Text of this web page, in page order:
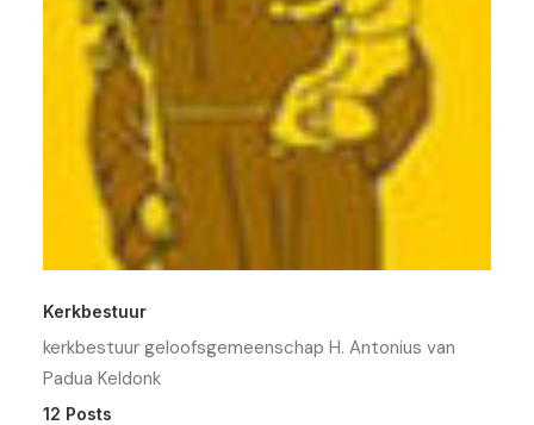
Kerkbestuur
kerkbestuur geloofsgemeenschap H. Antonius van
Padua Keldonk
12 Posts